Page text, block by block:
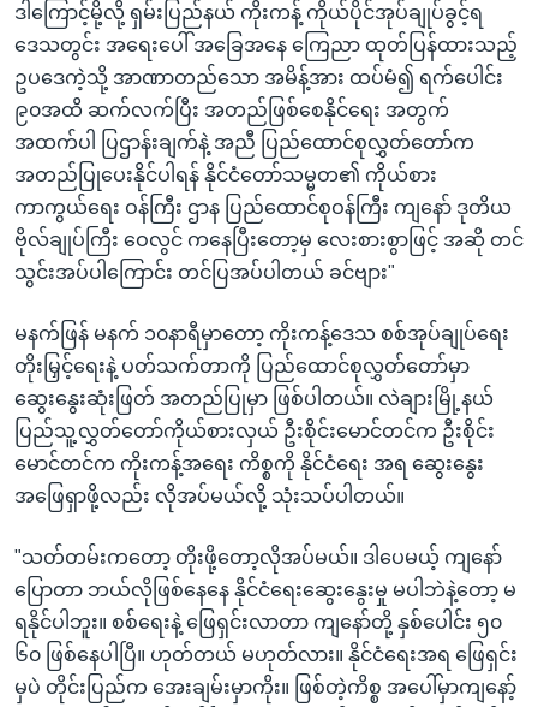
ဒါကြောင့်မို့လို့ ရှမ်းပြည်နယ် ကိုးကန့် ကိုယ်ပိုင်အုပ်ချုပ်ခွင့်ရ
ဒေသတွင်း အရေးပေါ် အခြေအနေ ကြေညာ ထုတ်ပြန်ထားသည့်
ဥပဒေကဲ့သို့ အာဏာတည်သော အမိန့်အား ထပ်မံ၍ ရက်ပေါင်း
၉၀အထိ ဆက်လက်ပြီး အတည်ဖြစ်စေနိုင်ရေး အတွက်
အထက်ပါ ပြဌာန်းချက်နဲ့ အညီ ပြည်ထောင်စုလွှတ်တော်က
အတည်ပြုပေးနိုင်ပါရန် နိုင်ငံတော်သမ္မတ၏ ကိုယ်စား
ကာကွယ်ရေး ဝန်ကြီး ဌာန ပြည်ထောင်စုဝန်ကြီး ကျနော် ဒုတိယ
ဗိုလ်ချုပ်ကြီး ဝေလွင် ကနေပြီးတော့မှ လေးစားစွာဖြင့် အဆို တင်
သွင်းအပ်ပါကြောင်း တင်ပြအပ်ပါတယ် ခင်ဗျား"
မနက်ဖြန် မနက် ၁၀နာရီမှာတော့ ကိုးကန့်ဒေသ စစ်အုပ်ချုပ်ရေး
တိုးမြှင့်ရေးနဲ့ ပတ်သက်တာကို ပြည်ထောင်စုလွှတ်တော်မှာ
ဆွေးနွေးဆုံးဖြတ် အတည်ပြုမှာ ဖြစ်ပါတယ်။ လဲချားမြို့နယ်
ပြည်သူ့လွှတ်တော်ကိုယ်စားလှယ် ဦးစိုင်းမောင်တင်က ဦးစိုင်း
မောင်တင်က ကိုးကန့်အရေး ကိစ္စကို နိုင်ငံရေး အရ ဆွေးနွေး
အဖြေရှာဖို့လည်း လိုအပ်မယ်လို့ သုံးသပ်ပါတယ်။
"သတ်တမ်းကတော့ တိုးဖို့တော့လိုအပ်မယ်။ ဒါပေမယ့် ကျနော်
ပြောတာ ဘယ်လိုဖြစ်နေနေ နိုင်ငံရေးဆွေးနွေးမှု မပါဘဲနဲ့တော့ မ
ရနိုင်ပါဘူး။ စစ်ရေးနဲ့ ဖြေရှင်းလာတာ ကျနော်တို့ နှစ်ပေါင်း ၅၀
၆၀ ဖြစ်နေပါပြီ။ ဟုတ်တယ် မဟုတ်လား။ နိုင်ငံရေးအရ ဖြေရှင်း
မှပဲ တိုင်းပြည်က အေးချမ်းမှာကိုး။ ဖြစ်တဲ့ကိစ္စ အပေါ်မှာကျနော့်